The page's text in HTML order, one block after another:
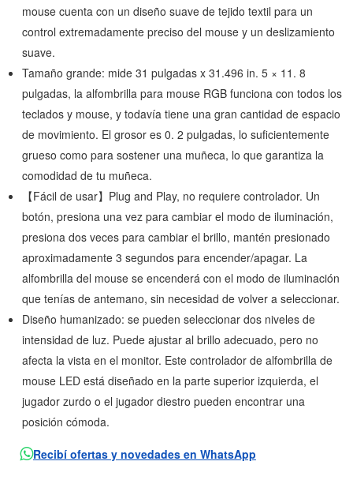
mouse cuenta con un diseño suave de tejido textil para un
control extremadamente preciso del mouse y un deslizamiento
suave.
Tamaño grande: mide 31 pulgadas x 31.496 in. 5 × 11. 8
pulgadas, la alfombrilla para mouse RGB funciona con todos los
teclados y mouse, y todavía tiene una gran cantidad de espacio
de movimiento. El grosor es 0. 2 pulgadas, lo suficientemente
grueso como para sostener una muñeca, lo que garantiza la
comodidad de tu muñeca.
【Fácil de usar】Plug and Play, no requiere controlador. Un
botón, presiona una vez para cambiar el modo de iluminación,
presiona dos veces para cambiar el brillo, mantén presionado
aproximadamente 3 segundos para encender/apagar. La
alfombrilla del mouse se encenderá con el modo de iluminación
que tenías de antemano, sin necesidad de volver a seleccionar.
Diseño humanizado: se pueden seleccionar dos niveles de
intensidad de luz. Puede ajustar al brillo adecuado, pero no
afecta la vista en el monitor. Este controlador de alfombrilla de
mouse LED está diseñado en la parte superior izquierda, el
jugador zurdo o el jugador diestro pueden encontrar una
posición cómoda.
Recibí ofertas y novedades en WhatsApp